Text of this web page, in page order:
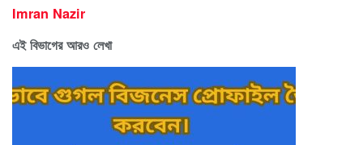
Imran Nazir
এই বিভাগের আরও লেখা